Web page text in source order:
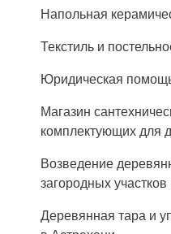
Напольная
Текстиль и
Юридическая
Магазин
комплектующих для
Возведение
загородных
Деревянная тара и